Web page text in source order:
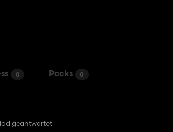
0 Packs 0
geantwortet